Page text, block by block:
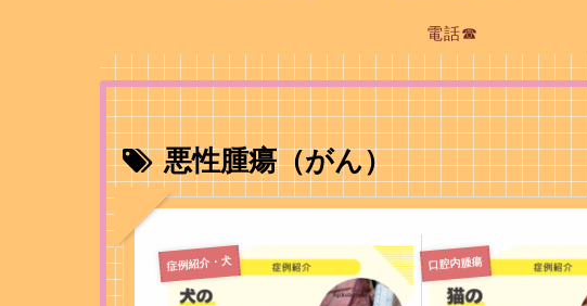
電話☎
悪性腫瘍（がん）
症例紹介・犬 口腔内腫瘍